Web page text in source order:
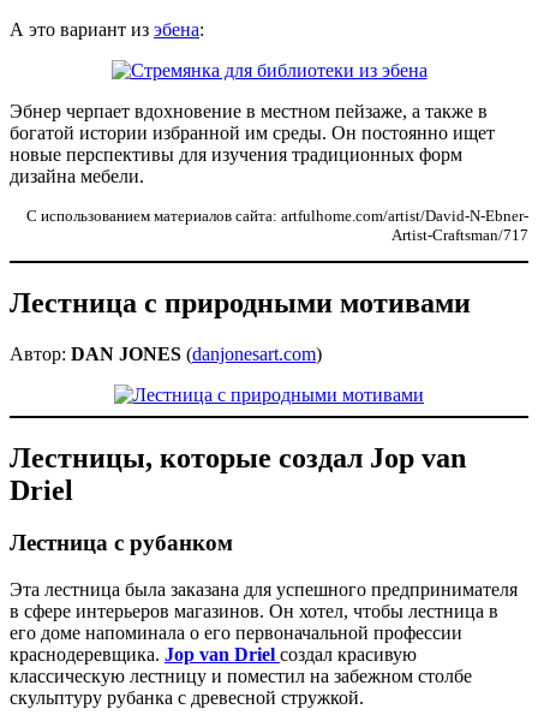
А это вариант из эбена:
Эбнер черпает вдохновение в местном пейзаже, а также в
богатой истории избранной им среды. Он постоянно ищет
новые перспективы для изучения традиционных форм
дизайна мебели.
С использованием материалов сайта: artfulhome.com/artist/David-N-Ebner-
Artist-Craftsman/717
Лестница с природными мотивами
Автор: DAN JONES (danjonesart.com)
Лестницы, которые создал Jop van
Driel
Лестница с рубанком
Эта лестница была заказана для успешного предпринимателя
в сфере интерьеров магазинов. Он хотел, чтобы лестница в
его доме напоминала о его первоначальной профессии
краснодеревщика. Jop van Driel создал красивую
классическую лестницу и поместил на забежном столбе
скульптуру рубанка с древесной стружкой.